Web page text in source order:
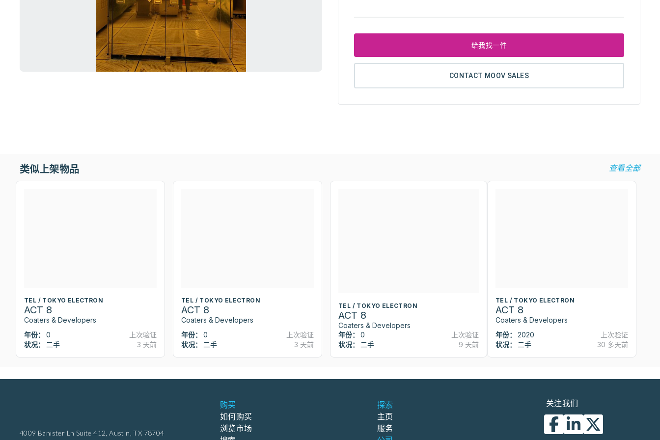
给我找一件
CONTACT MOOV SALES
类似上架物品 查看全部
TEL / TOKYO ELECTRON
ACT 8
Coaters & Developers
年份：
0
状况：
二手
上次验证
3 天前
TEL / TOKYO ELECTRON
ACT 8
Coaters & Developers
年份：
0
状况：
二手
上次验证
3 天前
TEL / TOKYO ELECTRON
ACT 8
Coaters & Developers
年份：
0
状况：
二手
上次验证
9 天前
TEL / TOKYO ELECTRON
ACT 8
Coaters & Developers
年份：
2020
状况：
二手
上次验证
30 多天前
4009 Banister Ln Suite 412, Austin, TX 78704
购买
如何购买
浏览市场
探索
主页
服务
关注我们